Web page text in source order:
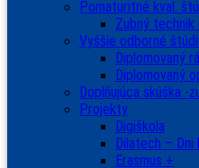
Pomaturitné kval.
Zubný technik
Vyššie odborné
Diplomovaný
Diplomovaný
Doplňujúca skúška -
Projekty
Digiškola
Dilatech –
Erasmus +